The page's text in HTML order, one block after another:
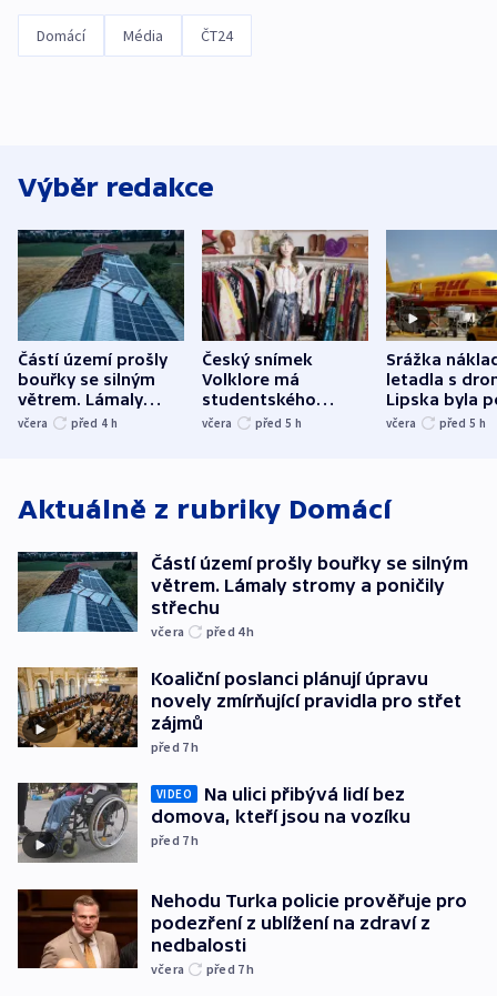
Domácí Média ČT24
Výběr redakce
Částí území prošly
bouřky se silným
větrem. Lámaly
stromy a poničily
včera před 4 h
Český snímek
Volklore má
studentského
Oscara, zabojuje o
včera před 5 h
Srážka
letadla s
Lipska byla
německého
včera před 5 h
Aktuálně z rubriky Domácí
Částí území prošly bouřky se silným
větrem. Lámaly stromy a poničily
střechu
včera před 4h
Koaliční poslanci plánují úpravu
novely zmírňující pravidla pro střet
zájmů
před 7h
VIDEO
Na ulici přibývá lidí bez
domova, kteří jsou na vozíku
před 7h
Nehodu Turka policie prověřuje pro
podezření z ublížení na zdraví z
nedbalosti
včera před 7h